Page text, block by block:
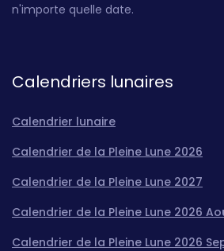
n'importe quelle date.
Calendriers lunaires
Calendrier lunaire
Calendrier de la Pleine Lune 2026
Calendrier de la Pleine Lune 2027
Calendrier de la Pleine Lune 2026
Calendrier de la Pleine Lune 2026